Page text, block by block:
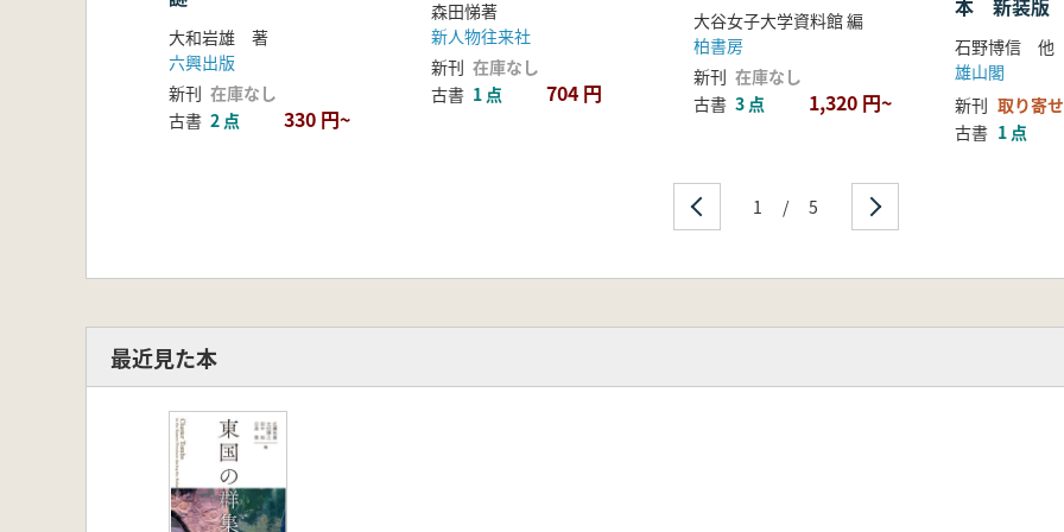
大和岩雄 著
六興出版
新刊 在庫なし
古書 2 点 330 円~
森田悌著
新人物往来社
新刊 在庫なし
古書 1 点 704 円
大谷女子大学資料館 編
柏書房
新刊 在庫なし
古書 3 点 1,320 円~
本 新装版
石野博信
雄山閣
新刊 取り寄せ
古書 1 点
1 / 5
最近見た本